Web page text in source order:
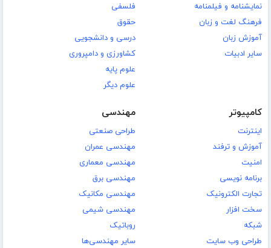
نمایشنامه و فیلمنامه
فرهنگ لغت و زبان
آموزش زبان
سایر ادبیات
فلسفی
حقوق
درسی و دانشجویی
کشاورزی و دامپروری
علوم پایه
علوم دیگر
کامپیوتر
اینترنت
آموزش و ترفند
امنیت
برنامه نویسی
تجارت الکترونیک
سخت افزار
شبکه
طراحی وب سایت
مهندسی
طراحی صنعتی
مهندسی عمران
مهندسی معماری
مهندسی برق
مهندسی مکانیک
مهندسی شیمی
روباتیک
سایر مهندسی‌ها